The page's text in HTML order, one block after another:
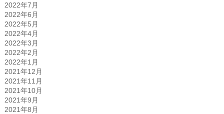
2022年7月
2022年6月
2022年5月
2022年4月
2022年3月
2022年2月
2022年1月
2021年12月
2021年11月
2021年10月
2021年9月
2021年8月